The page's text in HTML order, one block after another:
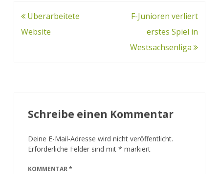
Beitrags-
Navigation
Überarbeitete
Website
F-Junioren verliert
erstes Spiel in
Westsachsenliga
Schreibe einen Kommentar
Deine E-Mail-Adresse wird nicht veröffentlicht.
Erforderliche Felder sind mit * markiert
KOMMENTAR*